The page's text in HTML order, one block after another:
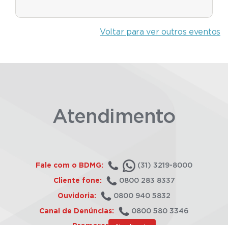
Voltar para ver outros eventos
Atendimento
Fale com o BDMG: (31) 3219-8000
Cliente fone: 0800 283 8337
Ouvidoria: 0800 940 5832
Canal de Denúncias: 0800 580 3346